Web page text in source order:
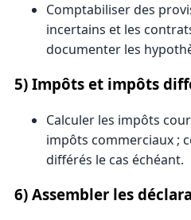
Comptabiliser des
incertains et les
documenter les
5) Impôts et impôts
Calculer les impôts
impôts commerciaux ;
différés le cas échéant.
6) Assembler les